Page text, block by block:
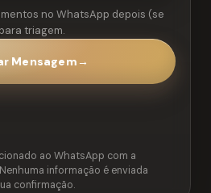
no WhatsApp depois (se
triagem.
Mensagem →
ao WhatsApp com a
informação é enviada
confirmação.